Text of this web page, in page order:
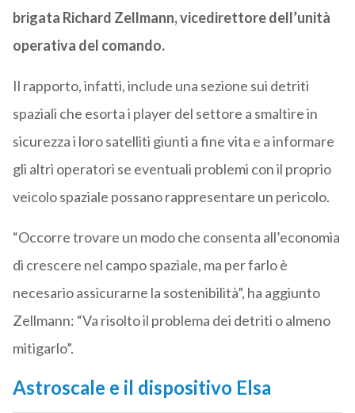
brigata Richard Zellmann, vicedirettore dell’unità
operativa del comando.
Il rapporto, infatti, include una sezione sui detriti
spaziali che esorta i player del settore a smaltire in
sicurezza i loro satelliti giunti a fine vita e a informare
gli altri operatori se eventuali problemi con il proprio
veicolo spaziale possano rappresentare un pericolo.
“Occorre trovare un modo che consenta all’economia
di crescere nel campo spaziale, ma per farlo è
necesario assicurarne la sostenibilità”, ha aggiunto
Zellmann: “Va risolto il problema dei detriti o almeno
mitigarlo”.
Astroscale e il dispositivo Elsa